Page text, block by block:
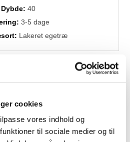
cookies
vores indhold og
til sociale medier og til
Dybde: 40
3-5 dage
Lakeret egetræ
produkter
Fast